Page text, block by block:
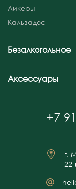
Ликеры
Кальвадос
Безалкогольное
Аксессуары
+7
г.